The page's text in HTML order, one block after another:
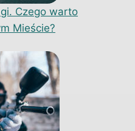
Czego warto
Mieście?